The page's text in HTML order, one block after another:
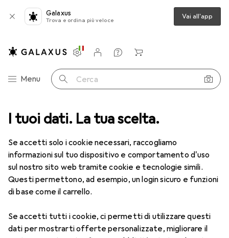
I tuoi dati. La tua scelta.
Se accetti solo i cookie necessari, raccogliamo
informazioni sul tuo dispositivo e comportamento d'uso
sul nostro sito web tramite cookie e tecnologie simili.
Questi permettono, ad esempio, un login sicuro e funzioni
di base come il carrello.
Se accetti tutti i cookie, ci permetti di utilizzare questi
dati per mostrarti offerte personalizzate, migliorare il
Galaxus
Trova e ordina più veloce Vai all'app
Categoria Navigazione
Menu Cerca
Impostazioni
Conto cliente
Liste di confronto
Liste dei desideri
Carrello
Lenti a contatto Air Optix HydraGlyde per l'astigmatismo 6
1 Immagine
Air Optix HydraGlyde per
-7, Obiettivo mensile, 6 pz., Torico
EUR
47,29 EUR
7,88/1pz.